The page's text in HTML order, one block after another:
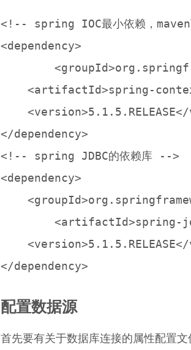
<!-- spring IOC最小依赖，maven
<dependency>
<artifactId>spring-
</dependency>
<!-- spring JDBC的依赖库 -->
<dependency>
配置数据源
首先要有关于数据库连接的属性配置文